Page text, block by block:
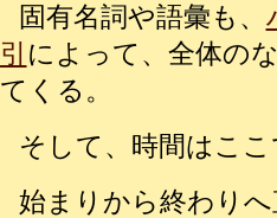
固有名詞や語彙も、
引 によって、全体の
てくる。
そして、時間はこ
始まりから終わり